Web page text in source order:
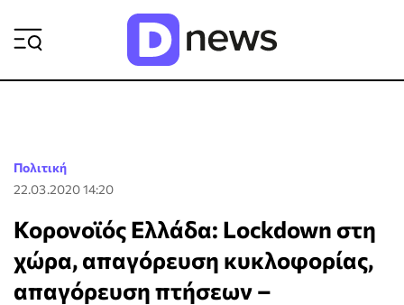
Πολιτική
22.03.2020 14:20
Κορονοϊός Ελλάδα: Lockdown στη
χώρα, απαγόρευση κυκλοφορίας,
απαγόρευση πτήσεων –